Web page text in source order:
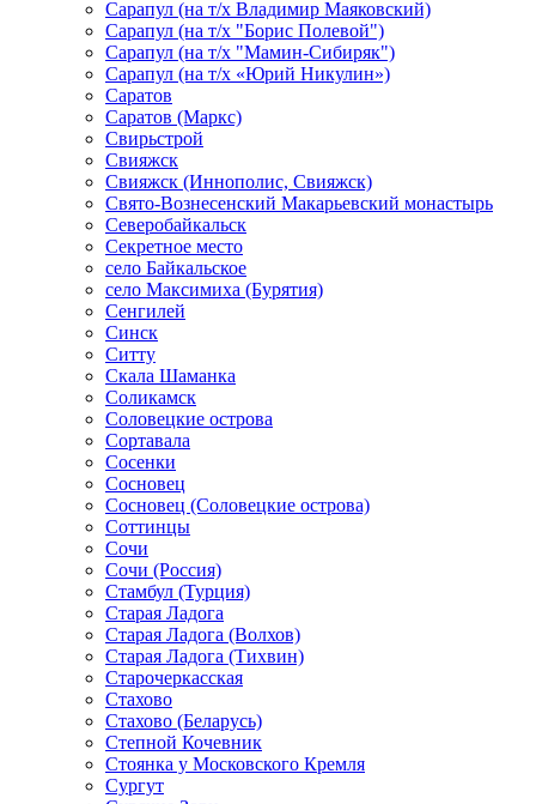
Сарапул (на т/х Владимир Маяковский)
Сарапул (на т/х "Борис Полевой")
Сарапул (на т/х "Мамин-Сибиряк")
Сарапул (на т/х «Юрий Никулин»)
Саратов
Саратов (Маркс)
Свирьстрой
Свияжск
Свияжск (Иннополис, Свияжск)
Свято-Вознесенский Макарьевский монастырь
Северобайкальск
Секретное место
село Байкальское
село Максимиха (Бурятия)
Сенгилей
Синск
Ситту
Скала Шаманка
Соликамск
Соловецкие острова
Сортавала
Сосенки
Сосновец
Сосновец (Соловецкие острова)
Соттинцы
Сочи
Сочи (Россия)
Стамбул (Турция)
Старая Ладога
Старая Ладога (Волхов)
Старая Ладога (Тихвин)
Старочеркасская
Стахово
Стахово (Беларусь)
Степной Кочевник
Стоянка у Московского Кремля
Сургут